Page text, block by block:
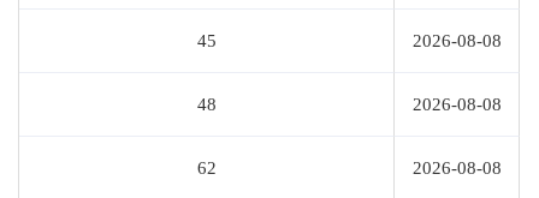
45 2026-08-08
48 2026-08-08
62 2026-08-08